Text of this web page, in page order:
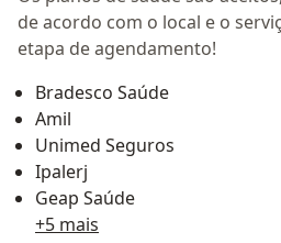
de acordo com o local e o
etapa de agendamento!
Bradesco Saúde
Amil
Unimed Seguros
Ipalerj
Geap Saúde
+5 mais